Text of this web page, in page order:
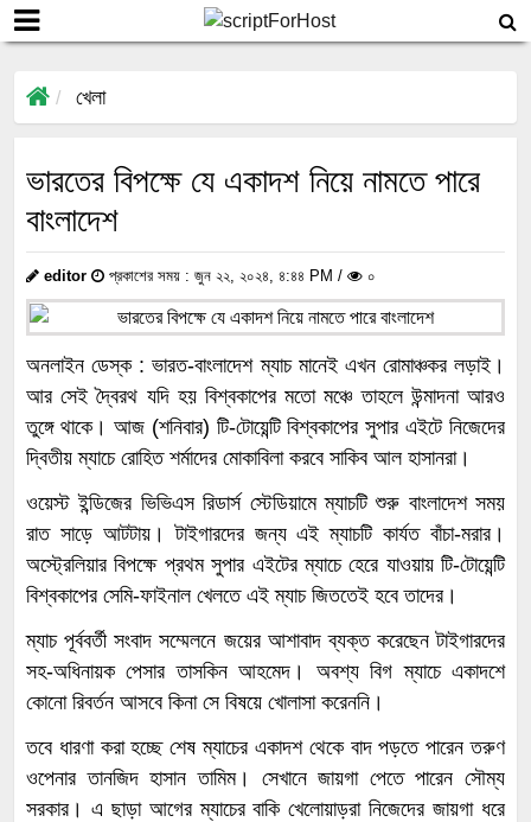
খেলা
ভারতের বিপক্ষে যে একাদশ নিয়ে নামতে পারে
বাংলাদেশ
editor প্রকাশের সময় : জুন ২২, ২০২৪, ৪:৪৪ PM / ০
অনলাইন ডেস্ক : ভারত-বাংলাদেশ ম্যাচ মানেই এখন রোমাঞ্চকর লড়াই।
আর সেই দ্বৈরথ যদি হয় বিশ্বকাপের মতো মঞ্চে তাহলে উন্মাদনা আরও
তুঙ্গে থাকে। আজ (শনিবার) টি-টোয়েন্টি বিশ্বকাপের সুপার এইটে নিজেদের
দ্বিতীয় ম্যাচে রোহিত শর্মাদের মোকাবিলা করবে সাকিব আল হাসানরা।
ওয়েস্ট ইন্ডিজের ভিভিএস রিডার্স স্টেডিয়ামে ম্যাচটি শুরু বাংলাদেশ সময়
রাত সাড়ে আটটায়। টাইগারদের জন্য এই ম্যাচটি কার্যত বাঁচা-মরার।
অস্ট্রেলিয়ার বিপক্ষে প্রথম সুপার এইটের ম্যাচে হেরে যাওয়ায় টি-টোয়েন্টি
বিশ্বকাপের সেমি-ফাইনাল খেলতে এই ম্যাচ জিততেই হবে তাদের।
ম্যাচ পূর্ববর্তী সংবাদ সম্মেলনে জয়ের আশাবাদ ব্যক্ত করেছেন টাইগারদের
সহ-অধিনায়ক পেসার তাসকিন আহমেদ। অবশ্য বিগ ম্যাচে একাদশে
কোনো রিবর্তন আসবে কিনা সে বিষয়ে খোলাসা করেননি।
তবে ধারণা করা হচ্ছে শেষ ম্যাচের একাদশ থেকে বাদ পড়তে পারেন তরুণ
ওপেনার তানজিদ হাসান তামিম। সেখানে জায়গা পেতে পারেন সৌম্য
সরকার। এ ছাড়া আগের ম্যাচের বাকি খেলোয়াড়রা নিজেদের জায়গা ধরে